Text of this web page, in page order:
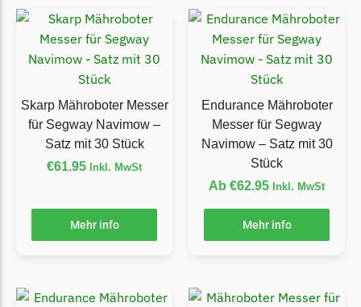
Mountfield
Mountfield Messer
Begrenzungsdraht
Mowox Messer
Begrenzungsdraht
MTD
Begrenzungsdraht
Begrenzungsdraht
Skarp Mähroboter Messer
für Segway Navimow –
Satz mit 30 Stück
€61.95 Inkl. MwSt
Mehr info
Endurance Mähroboter
Messer für Segway
Navimow – Satz mit 30
Stück
Ab €62.95 Inkl. MwSt
Mehr info